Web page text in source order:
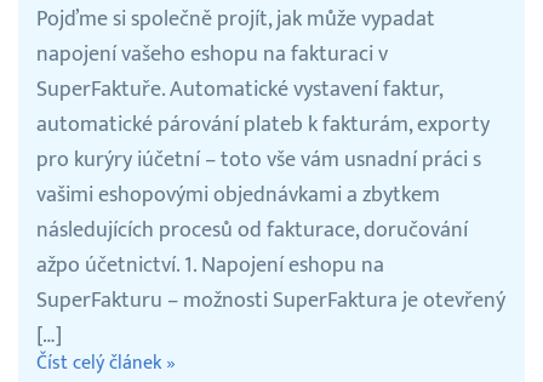
Pojďme si společně projít, jak může vypadat
napojení vašeho eshopu na fakturaci v
SuperFaktuře. Automatické vystavení faktur,
automatické párování plateb k fakturám, exporty
pro kurýry iúčetní – toto vše vám usnadní práci s
vašimi eshopovými objednávkami a zbytkem
následujících procesů od fakturace, doručování
ažpo účetnictví. 1. Napojení eshopu na
SuperFakturu – možnosti SuperFaktura je otevřený
[…]
Číst celý článek »